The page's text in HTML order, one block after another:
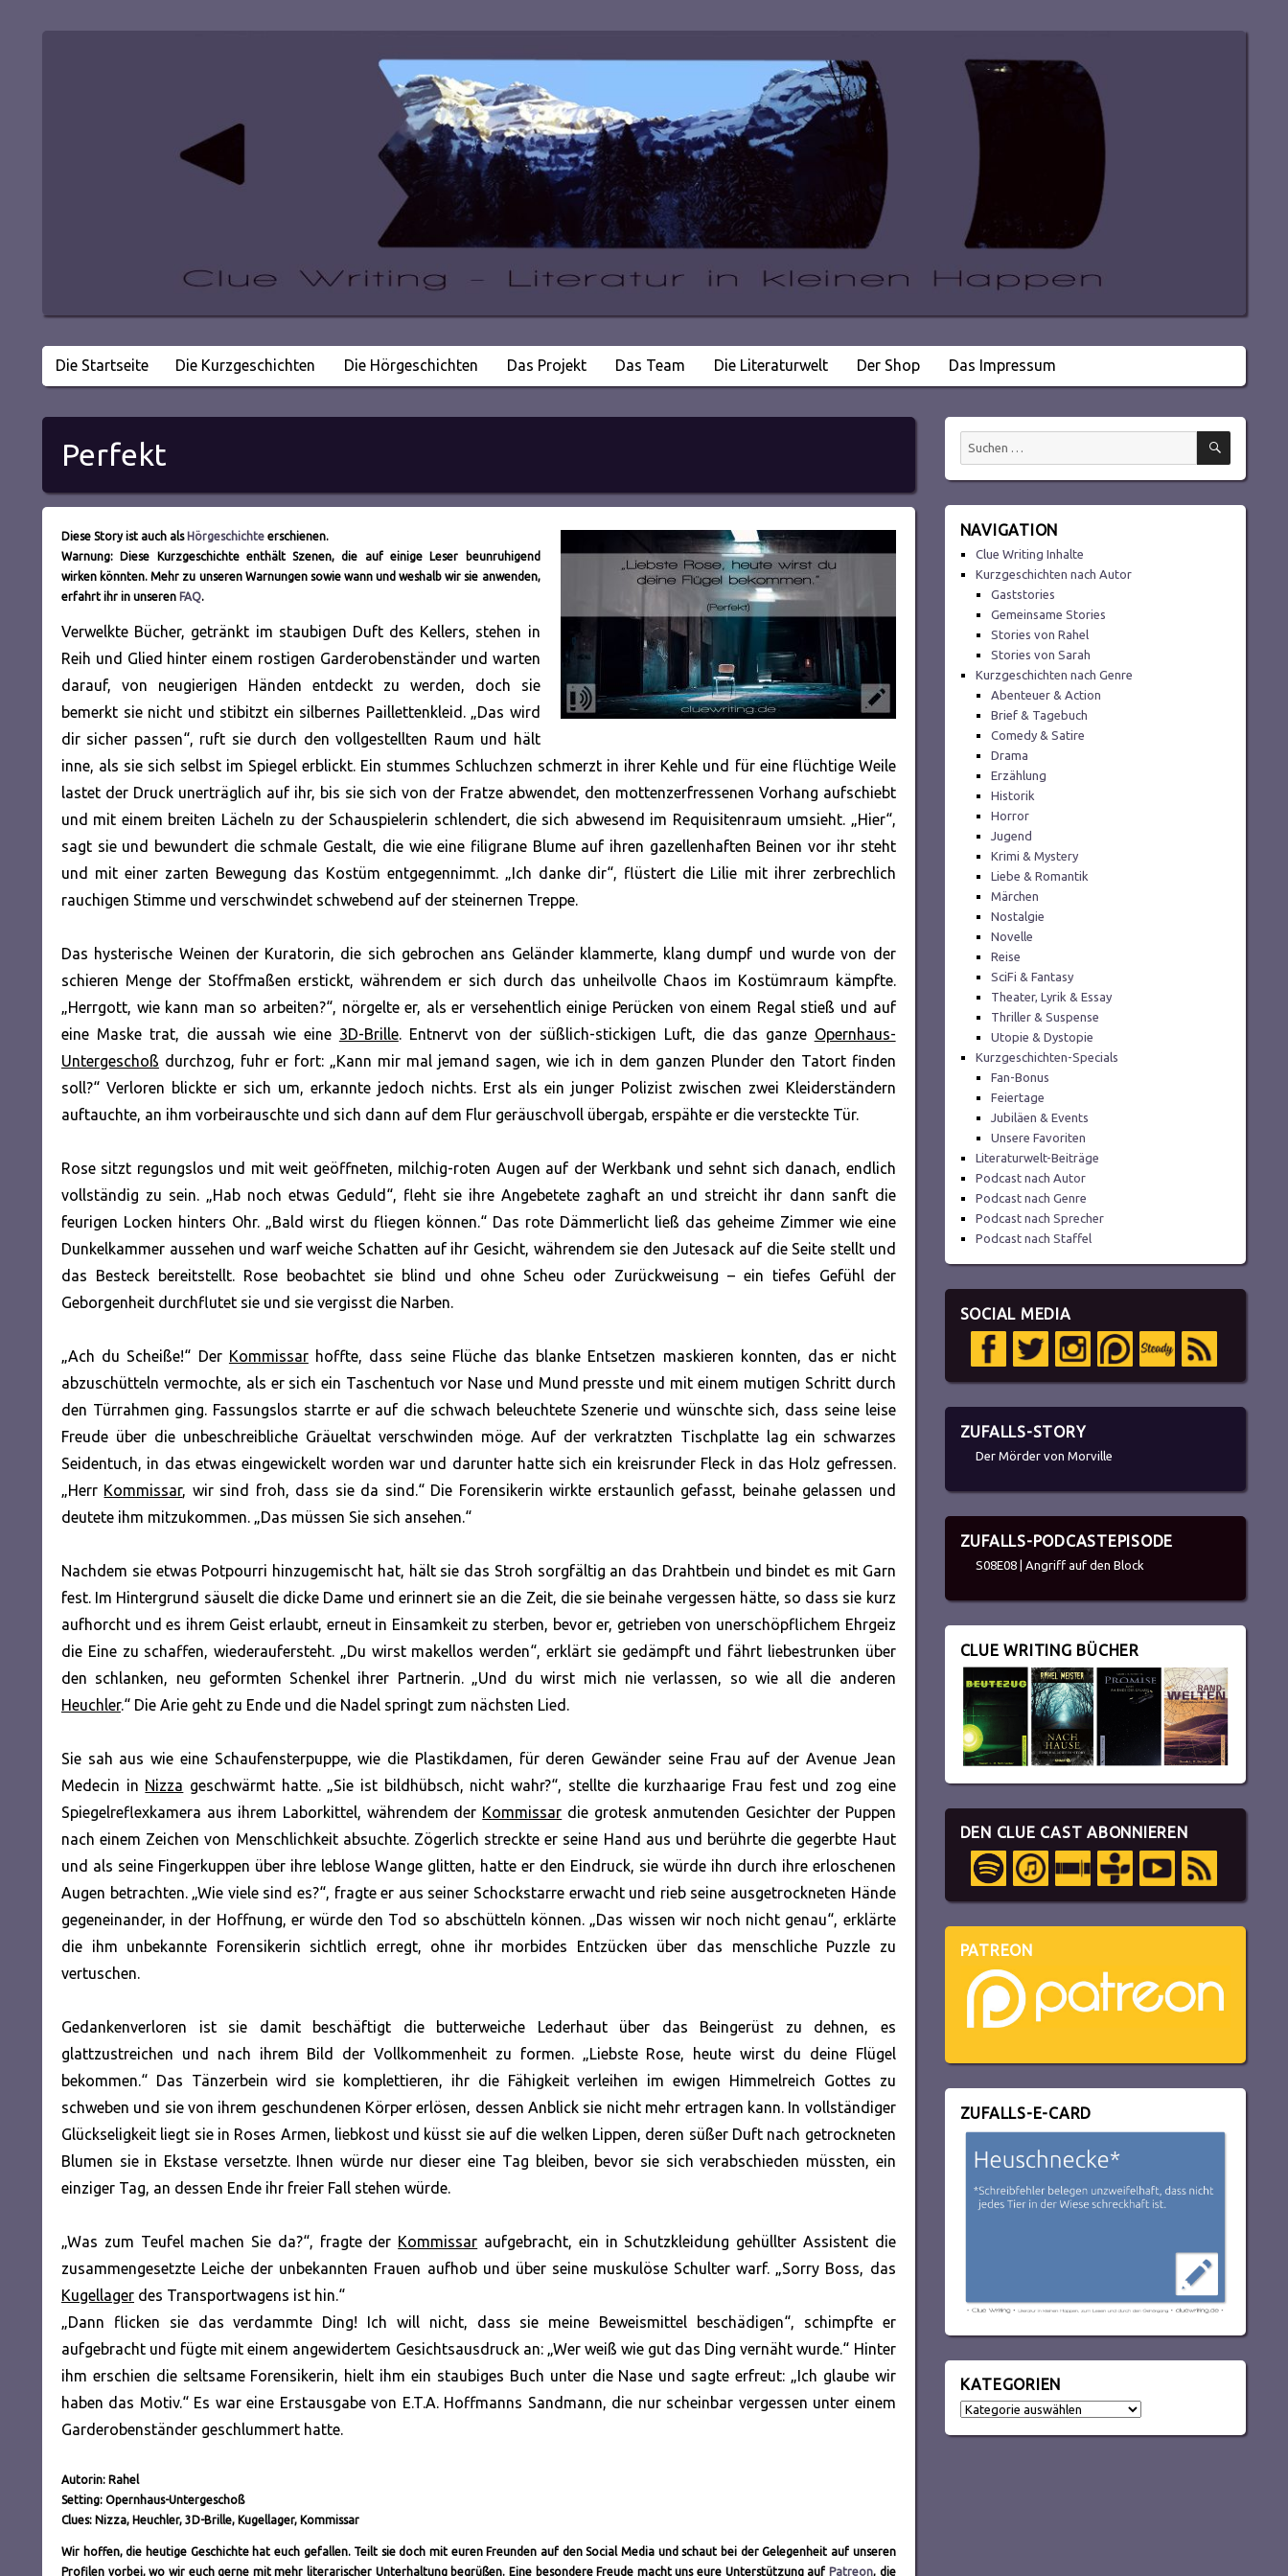
Clue Writing
Die Startseite Die Kurzgeschichten Die Hörgeschichten Das Projekt Das Team Die Literaturwelt Der Shop Das Impressum
Perfekt
Diese Story ist auch als Hörgeschichte erschienen.
Warnung: Diese Kurzgeschichte enthält Szenen, die auf einige Leser beunruhigend
wirken könnten. Mehr zu unseren Warnungen sowie wann und weshalb wir sie anwenden,
erfahrt ihr in unseren FAQ.
Verwelkte Bücher, getränkt im staubigen Duft des Kellers, stehen in
Reih und Glied hinter einem rostigen Garderobenständer und warten
darauf, von neugierigen Händen entdeckt zu werden, doch sie
bemerkt sie nicht und stibitzt ein silbernes Paillettenkleid. „Das wird
dir sicher passen“, ruft sie durch den vollgestellten Raum und hält
inne, als sie sich selbst im Spiegel erblickt. Ein stummes Schluchzen schmerzt in ihrer Kehle und für eine flüchtige Weile
lastet der Druck unerträglich auf ihr, bis sie sich von der Fratze abwendet, den mottenzerfressenen Vorhang aufschiebt
und mit einem breiten Lächeln zu der Schauspielerin schlendert, die sich abwesend im Requisitenraum umsieht. „Hier“,
sagt sie und bewundert die schmale Gestalt, die wie eine filigrane Blume auf ihren gazellenhaften Beinen vor ihr steht
und mit einer zarten Bewegung das Kostüm entgegennimmt. „Ich danke dir“, flüstert die Lilie mit ihrer zerbrechlich
rauchigen Stimme und verschwindet schwebend auf der steinernen Treppe.
Das hysterische Weinen der Kuratorin, die sich gebrochen ans Geländer klammerte, klang dumpf und wurde von der
schieren Menge der Stoffmaßen erstickt, währendem er sich durch das unheilvolle Chaos im Kostümraum kämpfte.
„Herrgott, wie kann man so arbeiten?“, nörgelte er, als er versehentlich einige Perücken von einem Regal stieß und auf
eine Maske trat, die aussah wie eine 3D-Brille. Entnervt von der süßlich-stickigen Luft, die das ganze Opernhaus-
Untergeschoß durchzog, fuhr er fort: „Kann mir mal jemand sagen, wie ich in dem ganzen Plunder den Tatort finden
soll?“ Verloren blickte er sich um, erkannte jedoch nichts. Erst als ein junger Polizist zwischen zwei Kleiderständern
auftauchte, an ihm vorbeirauschte und sich dann auf dem Flur geräuschvoll übergab, erspähte er die versteckte Tür.
Rose sitzt regungslos und mit weit geöffneten, milchig-roten Augen auf der Werkbank und sehnt sich danach, endlich
vollständig zu sein. „Hab noch etwas Geduld“, fleht sie ihre Angebetete zaghaft an und streicht ihr dann sanft die
feurigen Locken hinters Ohr. „Bald wirst du fliegen können.“ Das rote Dämmerlicht ließ das geheime Zimmer wie eine
Dunkelkammer aussehen und warf weiche Schatten auf ihr Gesicht, währendem sie den Jutesack auf die Seite stellt und
das Besteck bereitstellt. Rose beobachtet sie blind und ohne Scheu oder Zurückweisung – ein tiefes Gefühl der
Geborgenheit durchflutet sie und sie vergisst die Narben.
„Ach du Scheiße!“ Der Kommissarhoffte, dass seine Flüche das blanke Entsetzen maskieren konnten, das er nicht
abzuschütteln vermochte, als er sich ein Taschentuch vor Nase und Mund presste und mit einem mutigen Schritt durch
den Türrahmen ging. Fassungslos starrte er auf die schwach beleuchtete Szenerie und wünschte sich, dass seine leise
Freude über die unbeschreibliche Gräueltat verschwinden möge. Auf der verkratzten Tischplatte lag ein schwarzes
Seidentuch, in das etwas eingewickelt worden war und darunter hatte sich ein kreisrunder Fleck in das Holz gefressen.
„Herr Kommissar, wir sind froh, dass sie da sind.“ Die Forensikerin wirkte erstaunlich gefasst, beinahe gelassen und
deutete ihm mitzukommen. „Das müssen Sie sich ansehen.“
Nachdem sie etwas Potpourri hinzugemischt hat, hält sie das Stroh sorgfältig an das Drahtbein und bindet es mit Garn
fest. Im Hintergrund säuselt die dicke Dame und erinnert sie an die Zeit, die sie beinahe vergessen hätte, so dass sie kurz
aufhorcht und es ihrem Geist erlaubt, erneut in Einsamkeit zu sterben, bevor er, getrieben von unerschöpflichem Ehrgeiz
die Eine zu schaffen, wiederaufersteht. „Du wirst makellos werden“, erklärt sie gedämpft und fährt liebestrunken über
den schlanken, neu geformten Schenkel ihrer Partnerin. „Und du wirst mich nie verlassen, so wie all die anderen
Heuchler.“ Die Arie geht zu Ende und die Nadel springt zum nächsten Lied.
Sie sah aus wie eine Schaufensterpuppe, wie die Plastikdamen, für deren Gewänder seine Frau auf der Avenue Jean
Medecin in Nizza geschwärmt hatte. „Sie ist bildhübsch, nicht wahr?“, stellte die kurzhaarige Frau fest und zog eine
Spiegelreflexkamera aus ihrem Laborkittel, währendem der Kommissar die grotesk anmutenden Gesichter der Puppen
nach einem Zeichen von Menschlichkeit absuchte. Zögerlich streckte er seine Hand aus und berührte die gegerbte Haut
und als seine Fingerkuppen über ihre leblose Wange glitten, hatte er den Eindruck, sie würde ihn durch ihre erloschenen
Augen betrachten. „Wie viele sind es?“, fragte er aus seiner Schockstarre erwacht und rieb seine ausgetrockneten Hände
gegeneinander, in der Hoffnung, er würde den Tod so abschütteln können. „Das wissen wir noch nicht genau“, erklärte
die ihm unbekannte Forensikerin sichtlich erregt, ohne ihr morbides Entzücken über das menschliche Puzzle zu
vertuschen.
Gedankenverloren ist sie damit beschäftigt die butterweiche Lederhaut über das Beingerüst zu dehnen, es
glattzustreichen und nach ihrem Bild der Vollkommenheit zu formen. „Liebste Rose, heute wirst du deine Flügel
bekommen.“ Das Tänzerbein wird sie komplettieren, ihr die Fähigkeit verleihen im ewigen Himmelreich Gottes zu
schweben und sie von ihrem geschundenen Körper erlösen, dessen Anblick sie nicht mehr ertragen kann. In vollständiger
Glückseligkeit liegt sie in Roses Armen, liebkost und küsst sie auf die welken Lippen, deren süßer Duft nach getrockneten
Blumen sie in Ekstase versetzte. Ihnen würde nur dieser eine Tag bleiben, bevor sie sich verabschieden müssten, ein
einziger Tag, an dessen Ende ihr freier Fall stehen würde.
„Was zum Teufel machen Sie da?“, fragte der Kommissar aufgebracht, ein in Schutzkleidung gehüllter Assistent die
zusammengesetzte Leiche der unbekannten Frauen aufhob und über seine muskulöse Schulter warf. „Sorry Boss, das
Kugellager des Transportwagens ist hin.“
„Dann flicken sie das verdammte Ding! Ich will nicht, dass sie meine Beweismittel beschädigen“, schimpfte er
aufgebracht und fügte mit einem angewidertem Gesichtsausdruck an: „Wer weiß wie gut das Ding vernäht wurde.“ Hinter
ihm erschien die seltsame Forensikerin, hielt ihm ein staubiges Buch unter die Nase und sagte erfreut: „Ich glaube wir
haben das Motiv.“ Es war eine Erstausgabe von E.T.A. Hoffmanns Sandmann, die nur scheinbar vergessen unter einem
Garderobenständer geschlummert hatte.
Autorin: Rahel
Setting: Opernhaus-Untergeschoß
Clues: Nizza, Heuchler, 3D-Brille, Kugellager, Kommissar
Wir hoffen, die heutige Geschichte hat euch gefallen. Teilt sie doch mit euren Freunden auf den Social Media und schaut bei der Gelegenheit auf unseren
Profilen vorbei, wo wir euch gerne mit mehr literarischer Unterhaltung begrüßen. Eine besondere Freude macht uns eure Unterstützung auf Patreon, die
Suchen
SUCHEN
NAVIGATION
Clue Writing Inhalte
Kurzgeschichten nach Autor
Gaststories
Gemeinsame Stories
Stories von Rahel
Stories von Sarah
Kurzgeschichten nach Genre
Abenteuer & Action
Brief & Tagebuch
Comedy & Satire
Drama
Erzählung
Historik
Horror
Jugend
Krimi & Mystery
Liebe & Romantik
Märchen
Nostalgie
Novelle
Reise
SciFi & Fantasy
Theater, Lyrik & Essay
Thriller & Suspense
Utopie & Dystopie
Kurzgeschichten-Specials
Fan-Bonus
Feiertage
Jubiläen & Events
Unsere Favoriten
Literaturwelt-Beiträge
Podcast nach Autor
Podcast nach Genre
Podcast nach Sprecher
Podcast nach Staffel
SOCIAL MEDIA
ZUFALLS-STORY
Der Mörder von Morville
ZUFALLS-PODCASTEPISODE
S08E08 | Angriff auf den Block
CLUE WRITING BÜCHER
DEN CLUE CAST ABONNIEREN
PATREON
ZUFALLS-E-CARD
KATEGORIEN
Kategorien